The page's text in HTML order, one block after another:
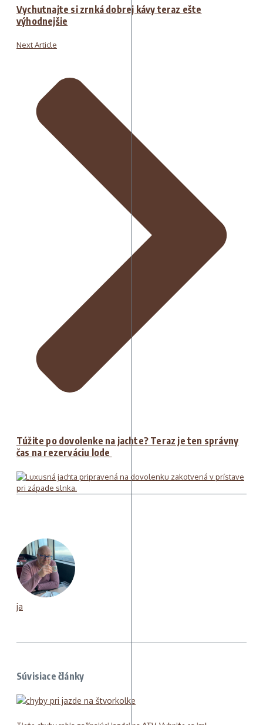
Vychutnajte si zrnká dobrej kávy teraz ešte
výhodnejšie
Next Article
Túžite po dovolenke na jachte? Teraz je ten správny
čas na rezerváciu lode
ja
Súvisiace články